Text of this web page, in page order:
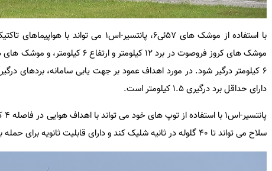
دارای حداقل برد درگیری 1.5 کیلومتر است.
سلاح می تواند تا 40 گلوله در ثانیه شلیک کند و دارای قابلیت ثانویه برای حمله به اهداف زمینی است.